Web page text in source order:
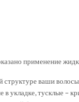
применение
структуре ваши
в укладке, тусклые –